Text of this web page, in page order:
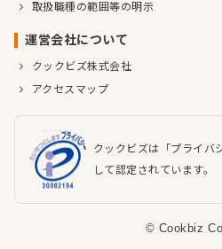
取扱職種の範囲等の明示
運営会社について
クックビズ株式会社
アクセスマップ
クックビズは「プライバ
して認定されています。
© Cookbiz